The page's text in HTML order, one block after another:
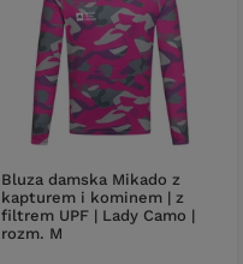
Bluza damska Mikado z
kapturem i kominem | z
filtrem UPF | Lady Camo |
rozm. M